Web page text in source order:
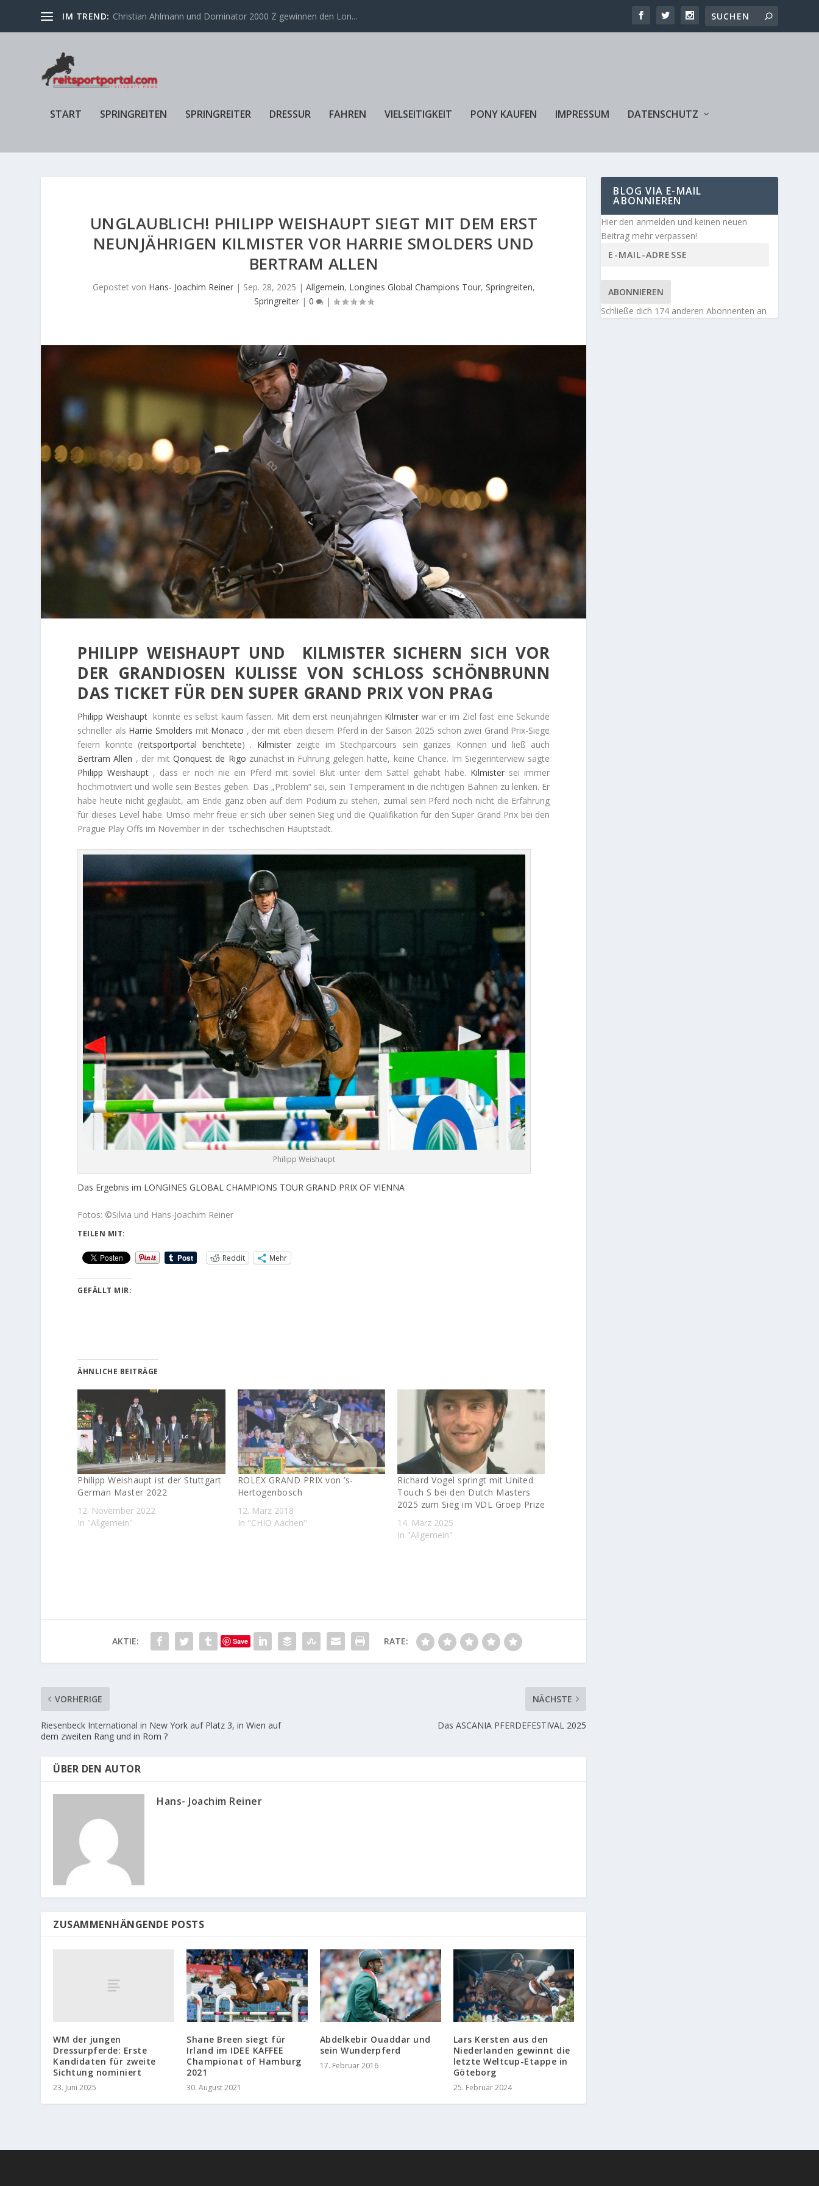
IM TREND: Christian Ahlmann und Dominator 2000 Z gewinnen den Lon...
START SPRINGREITEN SPRINGREITER DRESSUR FAHREN VIELSEITIGKEIT PONY KAUFEN IMPRESSUM DATENSCHUTZ
UNGLAUBLICH! PHILIPP WEISHAUPT SIEGT MIT DEM ERST
NEUNJÄHRIGEN KILMISTER VOR HARRIE SMOLDERS UND
BERTRAM ALLEN
Gepostet von Hans- Joachim Reiner| Sep. 28, 2025 | Allgemein, Longines Global Champions Tour, Springreiten,
Springreiter| 0 |
PHILIPP WEISHAUPT UND KILMISTER SICHERN SICH VOR
DER GRANDIOSEN KULISSE VON SCHLOSS SCHÖNBRUNN
DAS TICKET FÜR DEN SUPER GRAND PRIX VON PRAG
Philipp Weishauptkonnte es selbst kaum fassen. Mit dem erst neunjährigen Kilmister war er im Ziel fast eine Sekunde
schneller als Harrie Smolders mit Monaco , der mit eben diesem Pferd in der Saison 2025 schon zwei Grand Prix-Siege
feiern konnte (reitsportportal berichtete) . Kilmisterzeigte im Stechparcours sein ganzes Können und ließ auch
Bertram Allen , der mitQonquest de Rigo zunächst in Führung gelegen hatte, keine Chance. Im Siegerinterview sagte
Philipp Weishaupt , dass er noch nie ein Pferd mit soviel Blut unter dem Sattel gehabt habe. Kilmister sei immer
hochmotiviert und wolle sein Bestes geben. Das „Problem“ sei, sein Temperament in die richtigen Bahnen zu lenken. Er
habe heute nicht geglaubt, am Ende ganz oben auf dem Podium zu stehen, zumal sein Pferd noch nicht die Erfahrung
für dieses Level habe. Umso mehr freue er sich über seinen Sieg und die Qualifikation für den Super Grand Prix bei den
Prague Play Offs im November in der tschechischen Hauptstadt.
Philipp Weishaupt
Das Ergebnis im LONGINES GLOBAL CHAMPIONS TOUR GRAND PRIX OF VIENNA
Fotos: ©Silvia und Hans-Joachim Reiner
TEILEN MIT:
Reddit Mehr
GEFÄLLT MIR:
ÄHNLICHE BEITRÄGE
Philipp Weishaupt ist der Stuttgart
German Master 2022
12. November 2022
In "Allgemein"
ROLEX GRAND PRIX von ’s-
Hertogenbosch
12. März 2018
In "CHIO Aachen"
Richard Vogel springt mit United
Touch S bei den Dutch Masters
2025 zum Sieg im VDL Groep Prize
14. März 2025
In "Allgemein"
AKTIE: Save RATE:
VORHERIGE
Riesenbeck International in New York auf Platz 3, in Wien auf
dem zweiten Rang und in Rom ?
NÄCHSTE
Das ASCANIA PFERDEFESTIVAL 2025
ÜBER DEN AUTOR
Hans- Joachim Reiner
ZUSAMMENHÄNGENDE POSTS
WM der jungen
Dressurpferde: Erste
Kandidaten für zweite
Sichtung nominiert
23. Juni 2025
Shane Breen siegt für
Irland im IDEE KAFFEE
Championat of Hamburg
2021
30. August 2021
Abdelkebir Ouaddar und
sein Wunderpferd
17. Februar 2016
Lars Kersten aus den
Niederlanden gewinnt die
letzte Weltcup-Etappe in
Göteborg
25. Februar 2024
BLOG VIA E-MAIL
ABONNIEREN
Hier den anmelden und keinen neuen
Beitrag mehr verpassen!
ABONNIEREN
Schließe dich 174 anderen Abonnenten an